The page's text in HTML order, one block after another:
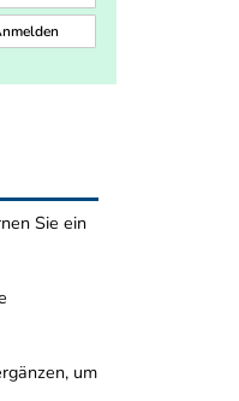
Sie ein
um